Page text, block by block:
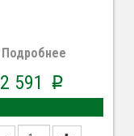
Подробнее
2 591 p